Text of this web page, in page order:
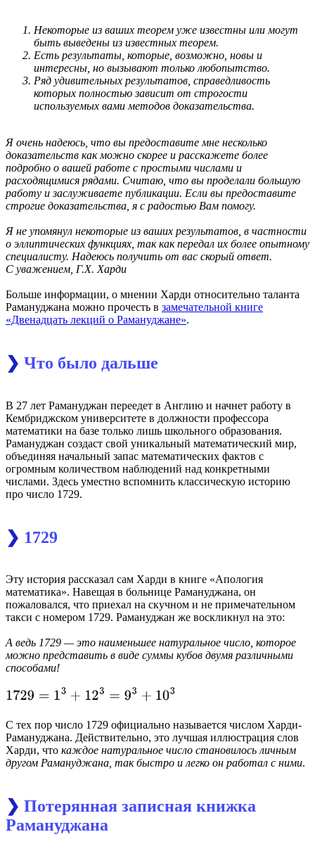
Некоторые из ваших теорем уже известны или могут
быть выведены из известных теорем.
Есть результаты, которые, возможно, новы и
интересны, но вызывают только любопытство.
Ряд удивительных результатов, справедливость
которых полностью зависит от строгости
используемых вами методов доказательства.
Я очень надеюсь, что вы предоставите мне несколько
доказательств как можно скорее и расскажете более
подробно о вашей работе с простыми числами и
расходящимися рядами. Считаю, что вы проделали большую
работу и заслуживаете публикации. Если вы предоставите
строгие доказательства, я с радостью Вам помогу.
Я не упомянул некоторые из ваших результатов, в частности
о эллиптических функциях, так как передал их более опытному
специалисту. Надеюсь получить от вас скорый ответ.
С уважением, Г.Х. Харди
Больше информации, о мнении Харди относительно таланта
Рамануджана можно прочесть в замечательной книге
«Двенадцать лекций о Рамануджане».
❯ Что было дальше
В 27 лет Рамануджан переедет в Англию и начнет работу в
Кембриджском университете в должности профессора
математики на базе только лишь школьного образования.
Рамануджан создаст свой уникальный математический мир,
объединяя начальный запас математических фактов с
огромным количеством наблюдений над конкретными
числами. Здесь уместно вспомнить классическую историю
про число 1729.
❯ 1729
Эту история рассказал сам Харди в книге «Апология
математика». Навещая в больнице Рамануджана, он
пожаловался, что приехал на скучном и не примечательном
такси с номером 1729. Рамануджан же воскликнул на это:
А ведь 1729 — это наименьшее натуральное число, которое
можно представить в виде суммы кубов двумя различными
способами!
С тех пор число 1729 официально называется числом Харди-
Рамануджана. Действительно, это лучшая иллюстрация слов
Харди, что каждое натуральное число становилось личным
другом Рамануджана, так быстро и легко он работал с ними.
❯ Потерянная записная книжка
Рамануджана